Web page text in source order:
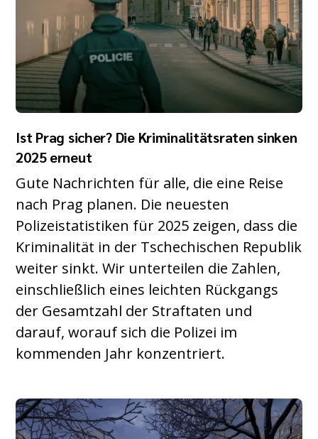
Ist Prag sicher? Die Kriminalitätsraten sinken
2025 erneut
Gute Nachrichten für alle, die eine Reise
nach Prag planen. Die neuesten
Polizeistatistiken für 2025 zeigen, dass die
Kriminalität in der Tschechischen Republik
weiter sinkt. Wir unterteilen die Zahlen,
einschließlich eines leichten Rückgangs
der Gesamtzahl der Straftaten und
darauf, worauf sich die Polizei im
kommenden Jahr konzentriert.